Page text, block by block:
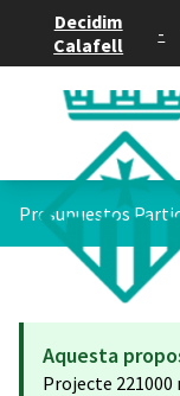
Decidim
Calafell
-
Presupuestos
Aquesta
Projecte